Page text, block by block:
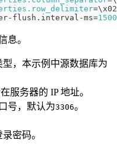
=\ x02
flush.interval-ms=
息。
型，本示例中源数据库为
服务器的 IP 地址。
号，默认为3306。
密码。